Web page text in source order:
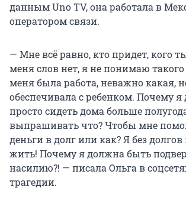
данным Uno TV, она работала в
оператором связи.
— Мне всё равно, кто придет, кого
меня слов нет, я не понимаю такого
меня была работа, неважно какая,
обеспечивала с ребенком. Почему
просто сидеть дома больше
выпрашивать что? Чтобы мне
деньги в долг или как? Я без
жить! Почему я должна быть
насилию?! — писала Ольга в
трагедии.